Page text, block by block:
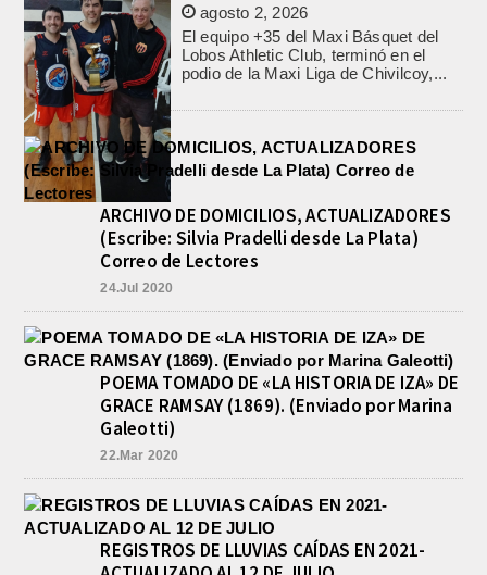
agosto 2, 2026
El equipo +35 del Maxi Básquet del
Lobos Athletic Club, terminó en el
podio de la Maxi Liga de Chivilcoy,...
ARCHIVO DE DOMICILIOS, ACTUALIZADORES
(Escribe: Silvia Pradelli desde La Plata)
Correo de Lectores
24.Jul 2020
POEMA TOMADO DE «LA HISTORIA DE IZA» DE
GRACE RAMSAY (1869). (Enviado por Marina
Galeotti)
22.Mar 2020
REGISTROS DE LLUVIAS CAÍDAS EN 2021-